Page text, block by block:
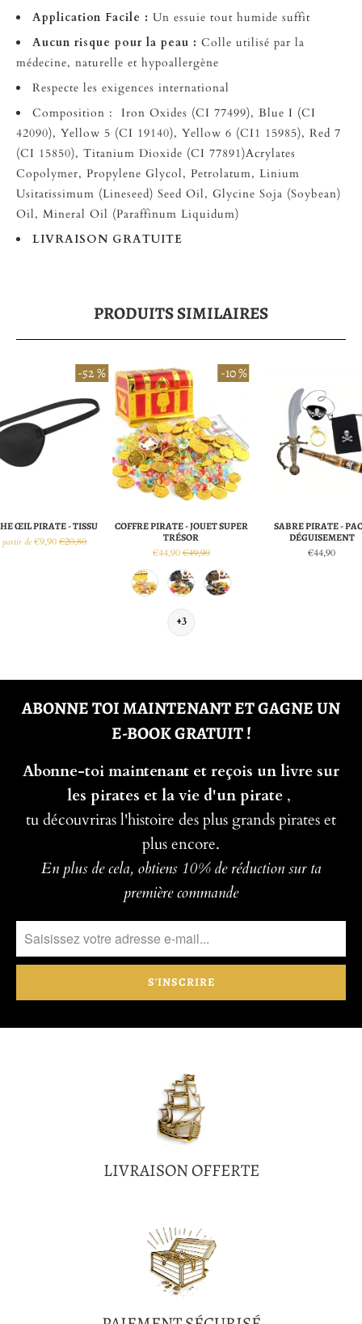
Application Facile : Un essuie tout humide suffit
Aucun risque pour la peau : Colle utilisé par la
médecine, naturelle et hypoallergène
Respecte les exigences international
Composition : Iron Oxides (CI 77499), Blue I (CI
42090), Yellow 5 (CI 19140), Yellow 6 (CI1 15985), Red 7
(CI 15850), Titanium Dioxide (CI 77891)Acrylates
Copolymer, Propylene Glycol, Petrolatum, Linium
Usitatissimum (Lineseed) Seed Oil, Glycine Soja (Soybean)
Oil, Mineral Oil (Paraffinum Liquidum)
LIVRAISON GRATUITE
PRODUITS SIMILAIRES
-52 %
ŒIL PIRATE - TISSU
de €9,90 €20,80
-10 %
COFFRE PIRATE - JOUET SUPER
TRÉSOR
€44,90€49,90
+3
SABRE PIRATE -
DÉGUISEMENT
€44,90
ABONNE TOI MAINTENANT ET GAGNE UN
E-BOOK GRATUIT !
Abonne-toi maintenant et reçois un livre sur
les pirates et la vie d'un pirate ,
tu découvriras l'histoire des plus grands pirates et
plus encore.
En plus de cela, obtiens 10% de réduction sur ta
première commande
LIVRAISON OFFERTE